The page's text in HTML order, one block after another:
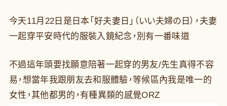
今天11月22日是日本「好夫妻日」（いい夫婦の日），夫妻
一起穿平安時代的服裝入鏡紀念，別有一番味道
不過這年頭要找願意陪著一起穿的男友/先生真得不容
易，想當年我跟朋友去和服體驗，等候區內我是唯一的
女性，其他都男的，有種異類的感覺ORZ